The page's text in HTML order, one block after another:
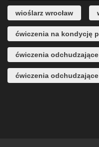
wioślarz wrocław
ćwiczenia na kondycję
ćwiczenia odchudzające
ćwiczenia